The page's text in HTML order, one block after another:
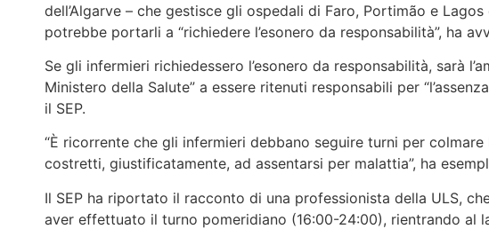
dell’Algarve – che gestisce gli ospedali di Faro, Portimão e
potrebbe portarli a “richiedere l’esonero da responsabilità”, ha
Se gli infermieri richiedessero l’esonero da responsabilità, sarà
Ministero della Salute” a essere ritenuti responsabili per
il SEP.
“È ricorrente che gli infermieri debbano seguire turni per
costretti, giustificatamente, ad assentarsi per malattia”, ha
Il SEP ha riportato il racconto di una professionista della ULS,
aver effettuato il turno pomeridiano (16:00-24:00), rientrando al